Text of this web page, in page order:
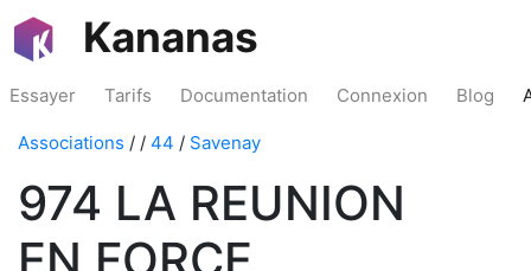
Kananas
Essayer Tarifs Documentation Connexion Blog
Associations / / 44 / Savenay
974 LA REUNION